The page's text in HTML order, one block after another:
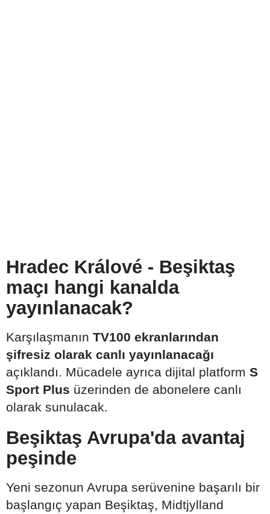
Hradec Králové - Beşiktaş
maçı hangi kanalda
yayınlanacak?
Karşılaşmanın TV100 ekranlarından
şifresiz olarak canlı yayınlanacağı
açıklandı. Mücadele ayrıca dijital platform S
Sport Plus üzerinden de abonelere canlı
olarak sunulacak.
Beşiktaş Avrupa'da avantaj
peşinde
Yeni sezonun Avrupa serüvenine başarılı bir
başlangıç yapan Beşiktaş, Midtjylland